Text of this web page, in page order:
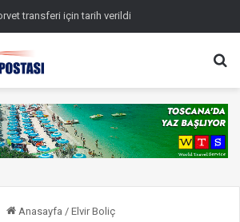
transferi için tarih verildi
Anasayfa / Elvir Boliç